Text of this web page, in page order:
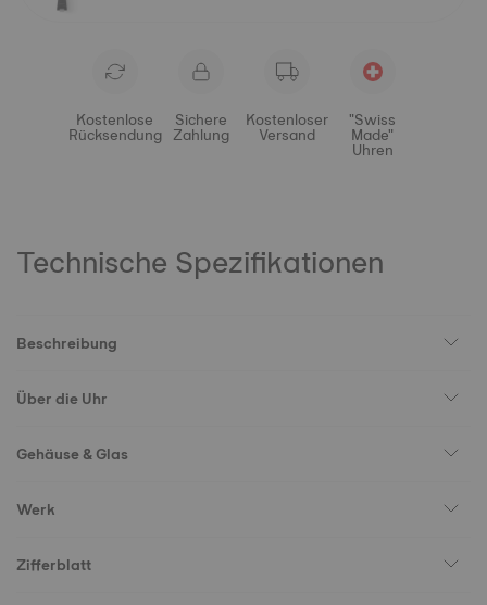
Kostenlose
Rücksendung
Sichere
Zahlung
Kostenloser
Versand
"Swiss
Made"
Uhren
Technische Spezifikationen
Beschreibung
Über die Uhr
Gehäuse & Glas
Werk
Zifferblatt